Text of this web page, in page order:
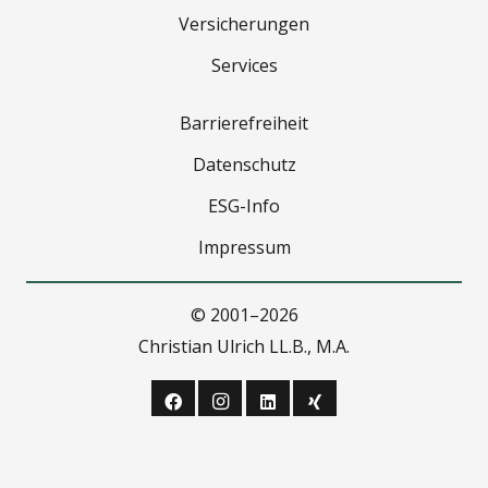
Ver­si­che­run­gen
Ser­vices
Bar­rie­re­frei­heit
Daten­schutz
ESG-Info
Impres­sum
© 2001–2026
Chris­ti­an Ulrich LL.B., M.A.